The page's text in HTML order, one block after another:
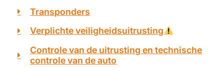
Transponders
Verplichte veiligheidsuitrusting
Controle van de uitrusting en technische
controle van de auto